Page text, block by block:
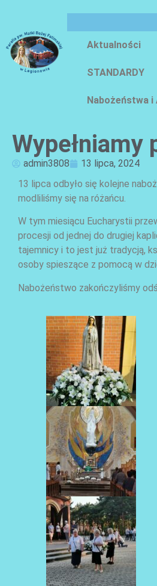
Aktualności
STANDARDY
Nabożeństwa i
Wypełniamy
admin3808
13 lipca, 2024
13 lipca odbyło się kolejne
modliliśmy się na różańcu.
W tym miesiącu Eucharystii
procesji od jednej do drugiej
tajemnicy i to jest już tradycją,
osoby spieszące z pomocą w
Nabożeństwo zakończyliśmy